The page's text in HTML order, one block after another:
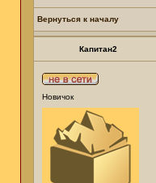
Вернуться к началу
Капитан2
Новичок